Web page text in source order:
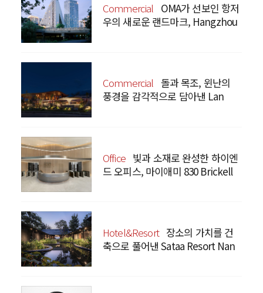
Commercial OMA가 선보인 항저
우의 새로운 랜드마크, Hangzhou
Commercial 돌과 목조, 윈난의
풍경을 감각적으로 담아낸 Lan
Office 빛과 소재로 완성한 하이엔
드 오피스, 마이애미 830 Brickell
Hotel&Resort 장소의 가치를 건
축으로 풀어낸 Sataa Resort Nan